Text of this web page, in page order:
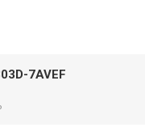
7AVEF